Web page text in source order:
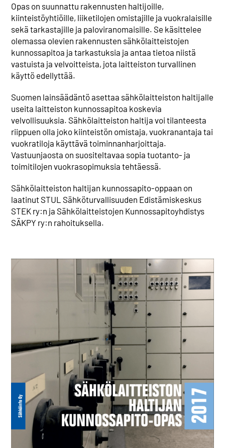
Opas on suunnattu rakennusten haltijoille,
kiinteistöyhtiöille, liiketilojen omistajille ja vuokralaisille
sekä tarkastajille ja paloviranomaisille. Se käsittelee
olemassa olevien rakennusten sähkölaitteistojen
kunnossapitoa ja tarkastuksia ja antaa tietoa niistä
vastuista ja velvoitteista, jota laitteiston turvallinen
käyttö edellyttää.
Suomen lainsäädäntö asettaa sähkölaitteiston haltijalle
useita laitteiston kunnossapitoa koskevia
velvollisuuksia. Sähkölaitteiston haltija voi tilanteesta
riippuen olla joko kiinteistön omistaja, vuokranantaja tai
vuokratiloja käyttävä toiminnanharjoittaja.
Vastuunjaosta on suositeltavaa sopia tuotanto- ja
toimitilojen vuokrasopimuksia tehtäessä.
Sähkölaitteiston haltijan kunnossapito-oppaan on
laatinut STUL Sähköturvallisuuden Edistämiskeskus
STEK ry:n ja Sähkölaitteistojen Kunnossapitoyhdistys
SÄKPY ry:n rahoituksella.